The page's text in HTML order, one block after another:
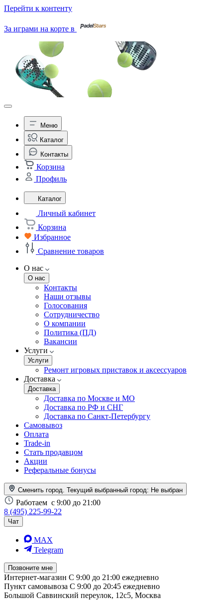
Перейти к контенту
За играми на корте в
Меню
Каталог
Контакты
Корзина
Профиль
Каталог
Личный кабинет
Корзина
Избранное
Сравнение товаров
О нас
О нас
Контакты
Наши отзывы
Голосования
Сотрудничество
О компании
Политика (ПД)
Вакансии
Услуги
Услуги
Ремонт игровых приставок и аксессуаров
Доставка
Доставка
Доставка по Москве и МО
Доставка по РФ и СНГ
Доставка по Санкт-Петербургу
Самовывоз
Оплата
Trade-in
Стать продавцом
Акции
Реферальные бонусы
Сменить город. Текущий выбранный город: Не выбран
Работаем с 9:00 до 21:00
8 (495) 225-99-22
Чат
MAX
Telegram
Позвоните мне
Интернет-магазин С 9:00 до 21:00 ежедневно
Пункт самовывоза С 9:00 до 20:45 ежедневно
Большой Саввинский переулок, 12с5, Москва